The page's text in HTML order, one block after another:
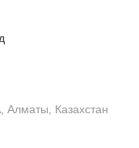
Алматы, Казахстан